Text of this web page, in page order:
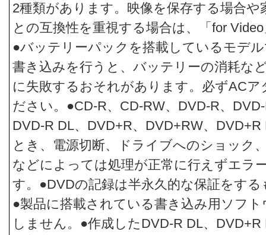
2種類があります。映像を保存する場合や
との互換性を重視する場合は、「for
●バッテリーパックを搭載しているモデ
書き込みを行うと、バッテリーの消耗な
に失敗するおそれがあります。必ずAC
ださい。●CD-R、CD-RW、DVD-R、
DVD-R DL、DVD+R、DVD+RW、
とき、電源切断、ドライブへのショック
などによっては処理が正常に行えずエラ
す。●DVDの記録は半永久的な保証をす
●製品に搭載されている書き込み用ソフ
しません。●作成したDVD-R DL、